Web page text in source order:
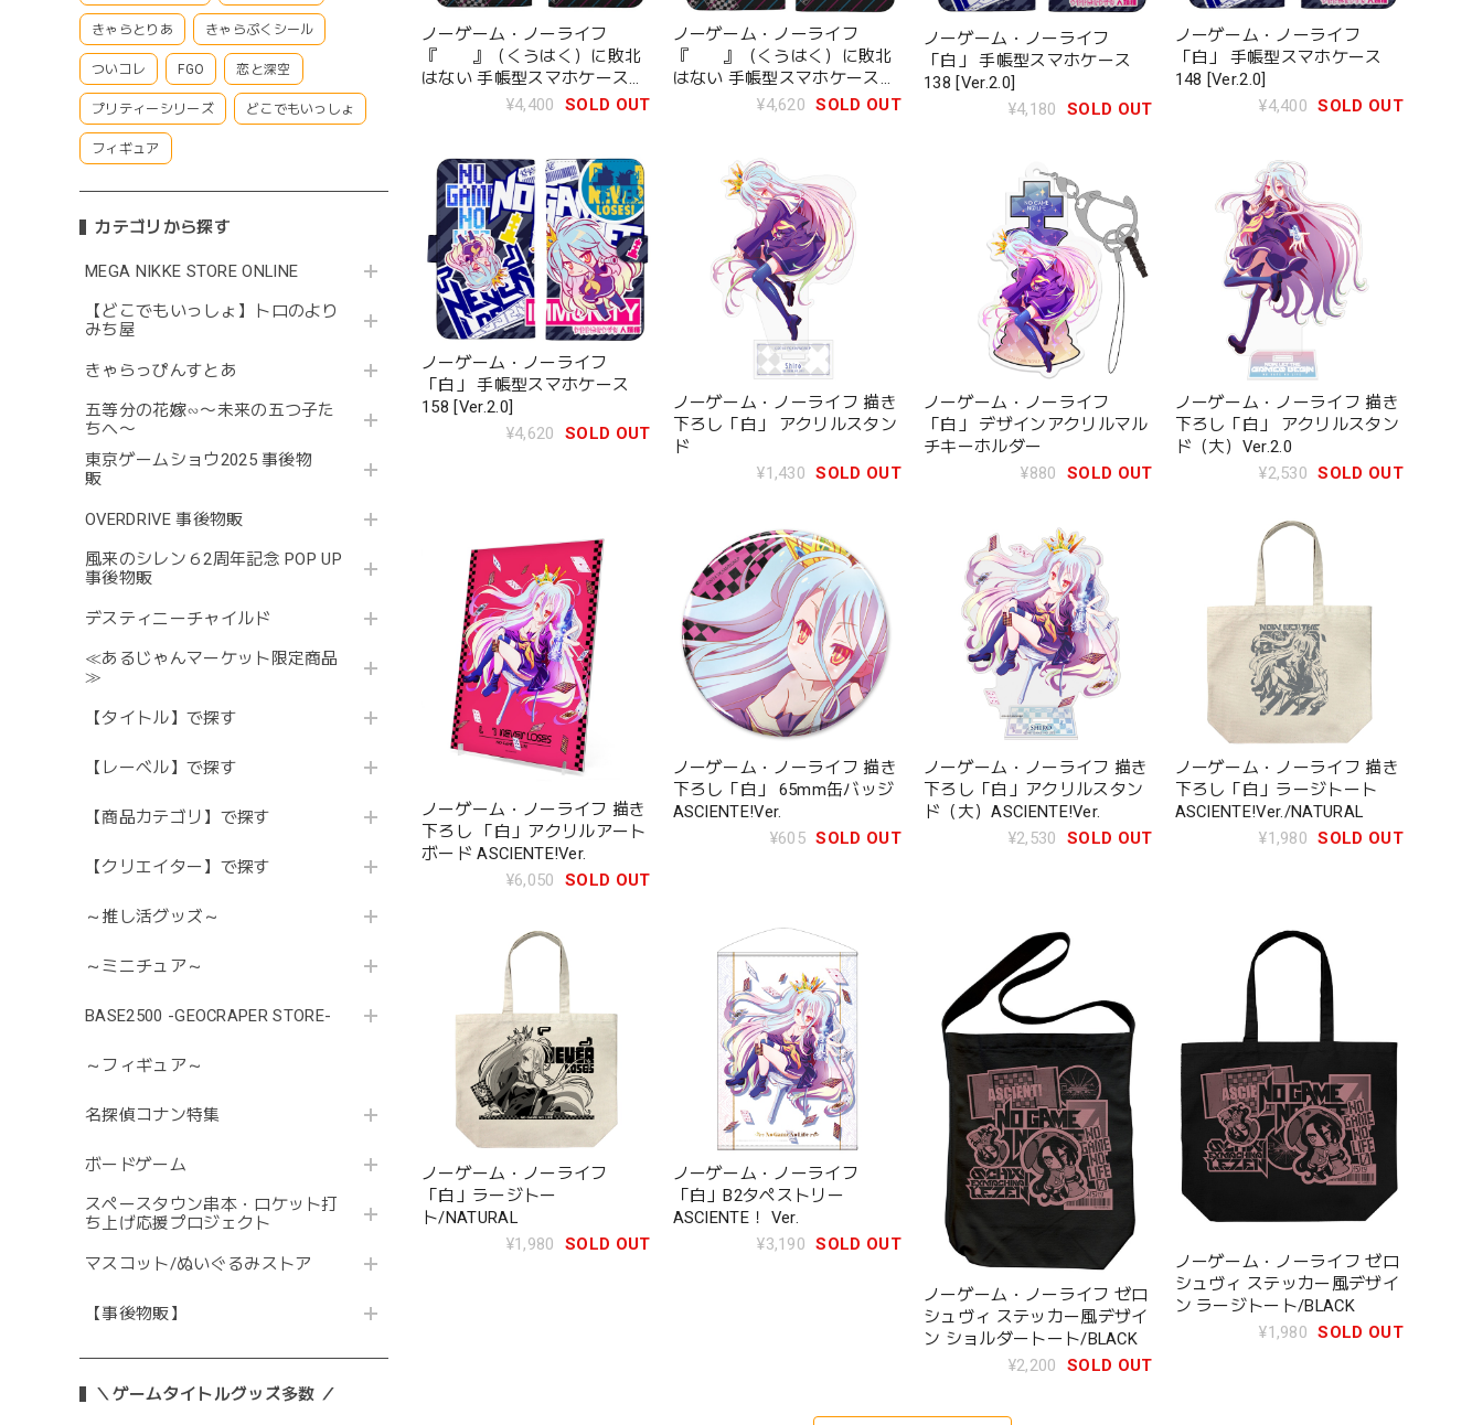
きゃらとりあ きゃらぷくシール
ついコレ FGO 恋と深空
プリティーシリーズ どこでもいっしょ
フィギュア
カテゴリから探す
MEGA NIKKE STORE ONLINE
【どこでもいっしょ】トロのより
みち屋
きゃらっぴんすとあ
五等分の花嫁∽〜未来の五つ子た
ちへ〜
東京ゲームショウ2025 事後物
販
OVERDRIVE 事後物販
風来のシレン６2周年記念 POP UP
事後物販
デスティニーチャイルド
≪あるじゃんマーケット限定商品
≫
【タイトル】で探す
【レーベル】で探す
【商品カテゴリ】で探す
【クリエイター】で探す
～推し活グッズ～
～ミニチュア～
BASE2500 -GEOCRAPER STORE-
～フィギュア～
名探偵コナン特集
ボードゲーム
スペースタウン串本・ロケット打
ち上げ応援プロジェクト
マスコット/ぬいぐるみストア
【事後物販】
＼ゲームタイトルグッズ多数 ／
ノーゲーム・ノーライフ
『 』（くうはく）に敗北
はない 手帳型スマホケース
¥4,400 SOLD OUT
ノーゲーム・ノーライフ
『 』（くうはく）に敗北
はない 手帳型スマホケース
¥4,620 SOLD OUT
ノーゲーム・ノーライフ
「白」 手帳型スマホケース
138 [Ver.2.0]
¥4,180
SOLD OUT
ノーゲーム・ノーライフ
「白」 手帳型スマホケース
148 [Ver.2.0]
¥4,400 SOLD OUT
ノーゲーム・ノーライフ
「白」 手帳型スマホケース
158 [Ver.2.0]
¥4,620
SOLD OUT
ノーゲーム・ノーライフ 描き
下ろし「白」 アクリルスタン
ド
¥1,430 SOLD OUT
ノーゲーム・ノーライフ
「白」 デザインアクリルマル
チキーホルダー
¥880
SOLD OUT
ノーゲーム・ノーライフ 描き
下ろし「白」 アクリルスタン
ド（大）Ver.2.0
¥2,530 SOLD OUT
ノーゲーム・ノーライフ 描き
下ろし 「白」アクリルアート
ボード ASCIENTE!Ver.
¥6,050
SOLD OUT
ノーゲーム・ノーライフ 描き
下ろし「白」 65mm缶バッジ
ASCIENTE!Ver.
¥605 SOLD OUT
ノーゲーム・ノーライフ 描き
下ろし「白」アクリルスタン
ド（大）ASCIENTE!Ver.
¥2,530
SOLD OUT
ノーゲーム・ノーライフ 描き
下ろし「白」ラージトート
ASCIENTE!Ver./NATURAL
¥1,980 SOLD OUT
ノーゲーム・ノーライフ
「白」ラージトー
ト/NATURAL
¥1,980
SOLD OUT
ノーゲーム・ノーライフ
「白」B2タペストリー
ASCIENTE！ Ver.
¥3,190 SOLD OUT
ノーゲーム・ノーライフ ゼロ
シュヴィ ステッカー風デザイ
ン ショルダートート/BLACK
¥2,200
SOLD OUT
ノーゲーム・ノーライフ ゼロ
シュヴィ ステッカー風デザイ
ン ラージトート/BLACK
¥1,980 SOLD OUT